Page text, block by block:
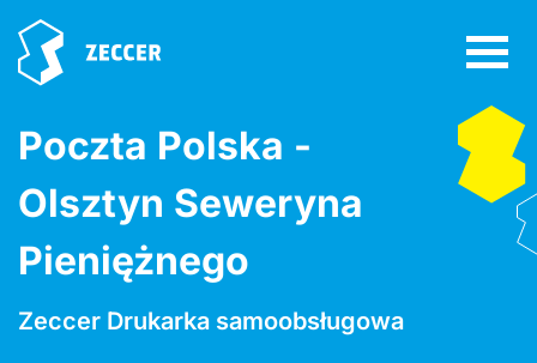
Poczta Polska -
Olsztyn Seweryna
Pieniężnego
Zeccer Drukarka samoobsługowa